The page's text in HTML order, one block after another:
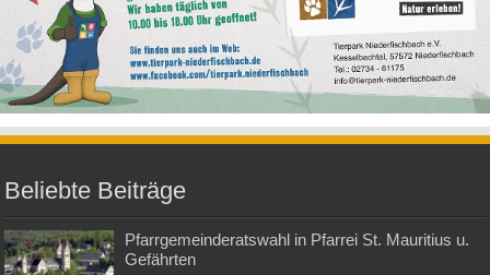
Beliebte Beiträge
Pfarrgemeinderatswahl in Pfarrei St. Mauritius u.
Gefährten